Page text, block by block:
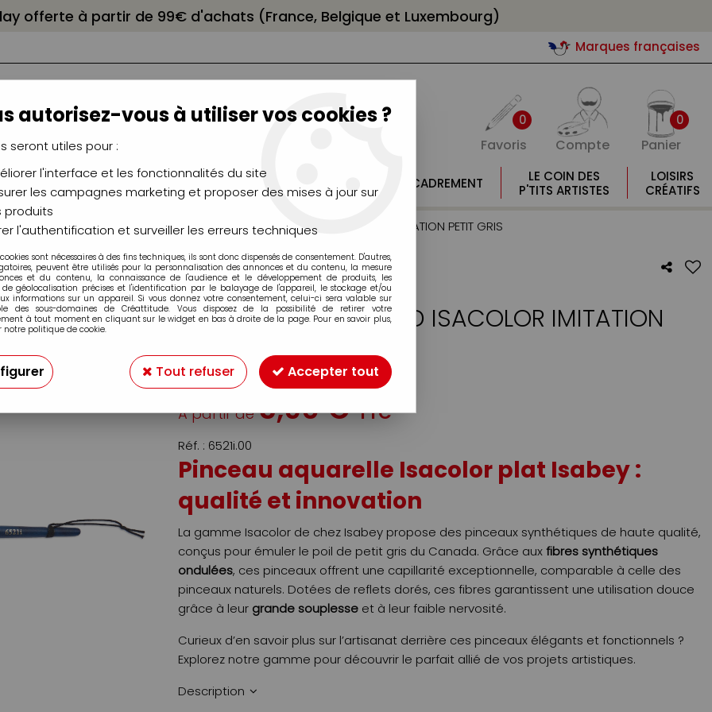
offerte à partir de 99€ d'achats (France, Belgique et Luxembourg)
Marques françaises
0
Favoris Compte
0
Panier
CHÂSSIS
CHEVALETS
AÉROGRAPHIE
MODÉLISME
MOULAGE
ENCADREMENT
LE COIN DES
P'TITS ARTISTES
LOISIRS
CRÉATIFS
synthétique imitation Petit Gris >ISABEY PINCEAU ROND ISACOLOR IMITATION PETIT GRIS
ISABEY PINCEAU ROND ISACOLOR IMITATION
Soyez le premier à donner votre avis !
À partir de 5,90€TTC
Réf. : 6521i.00
Pinceau aquarelle Isacolor plat Isabey :
qualité et innovation
La gamme Isacolor de chez Isabey propose des pinceaux synthétiques de haute qualité,
conçus pour émuler le poil de petit gris du Canada. Grâce auxfibres synthétiques
ondulées, ces pinceaux offrent une capillarité exceptionnelle, comparable à celle des
pinceaux naturels. Dotées de reflets dorés, ces fibres garantissent une utilisation douce
grâce à leur grande souplesse et à leur faible nervosité.
Curieux d’en savoir plus sur l’artisanat derrière ces pinceaux élégants et fonctionnels ?
Explorez notre gamme pour découvrir le parfait allié de vos projets artistiques.
Description
autorisez-vous à utiliser vos cookies ?
seront utiles pour :
l'interface et les fonctionnalités du site
les campagnes marketing et proposer des mises à jour sur
produits
l'authentification et surveiller les erreurs techniques
sont nécessaires à des fins techniques, ils sont donc dispensés de consentement. D'autres,
peuvent être utilisés pour la personnalisation des annonces et du contenu, la mesure
et du contenu, la connaissance de l'audience et le développement de produits, les
de géolocalisation précises et l'identification par le balayage de l'appareil, le stockage et/ou
informations sur un appareil. Si vous donnez votre consentement, celui-ci sera valable sur
des sous-domaines de Créattitude. Vous disposez de la possibilité de retirer votre
à tout moment en cliquant sur le widget en bas à droite de la page. Pour en savoir plus,
notre politique de cookie.
Tout refuser Accepter tout